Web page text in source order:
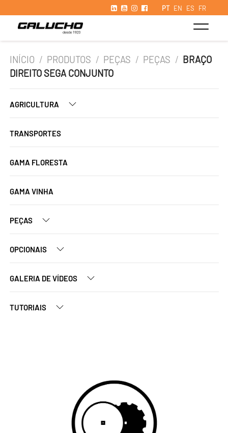
PT EN ES FR
INÍCIO / PRODUTOS / PEÇAS / PEÇAS / BRAÇO
DIREITO SEGA CONJUNTO
AGRICULTURA
TRANSPORTES
GAMA FLORESTA
GAMA VINHA
PEÇAS
OPCIONAIS
GALERIA DE VÍDEOS
TUTORIAIS